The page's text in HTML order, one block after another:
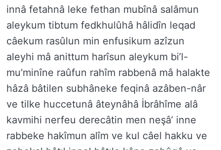
innâ fetahnâ leke fethan mubînâ salâmun
aleykum tibtum fedkhulûhâ hâlidîn leqad
câekum rasûlun min enfusikum azîzun
aleyhi mâ anittum harîsun aleykum bi’l-
mu’minîne raûfun rahîm rabbenâ mâ halakte
hâzâ bâtilen subhâneke feqinâ azâben-nâr
ve tilke huccetunâ âteynâhâ İbrâhîme alâ
kavmihi nerfeu derecâtin men neşâ’ inne
rabbeke hakîmun alîm ve kul câel hakku ve